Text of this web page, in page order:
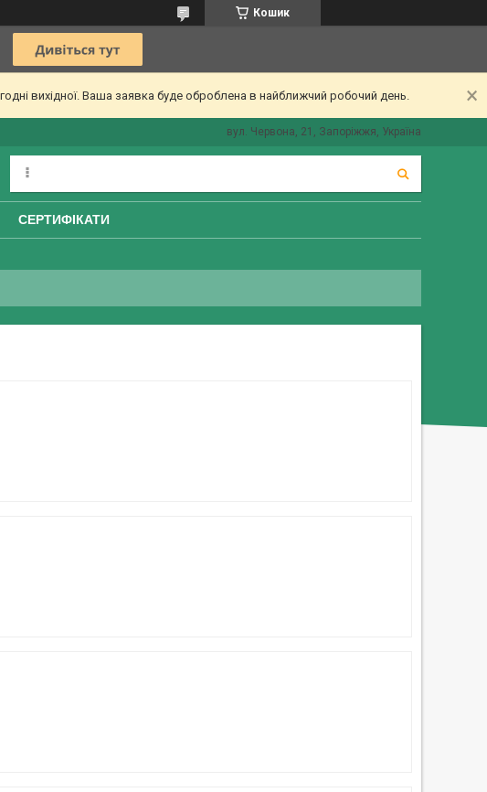
Кошик
вихідної. Ваша заявка буде оброблена в найближчий робочий день.
вул. Червона, 21, Запоріжжя, Україна
СЕРТИФІКАТИ